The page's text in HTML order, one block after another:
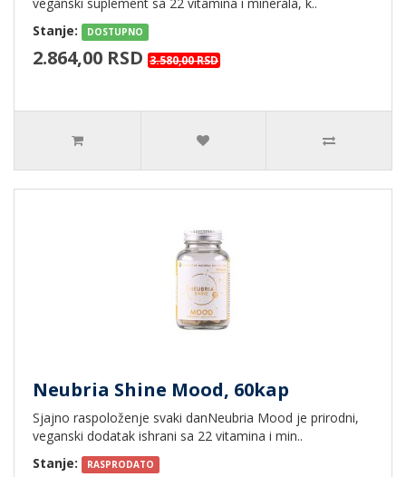
Stanje:
DOSTUPNO
2.864,00 RSD 3.580,00 RSD
Neubria Shine Mood, 60kap
Sjajno raspoloženje svaki danNeubria Mood je prirodni,
veganski dodatak ishrani sa 22 vitamina i min..
Stanje:
RASPRODATO